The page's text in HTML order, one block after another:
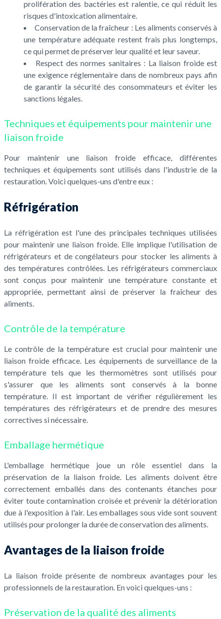
prolifération des bactéries est ralentie, ce qui réduit les
risques d'intoxication alimentaire.
Conservation de la fraîcheur : Les aliments conservés à
une température adéquate restent frais plus longtemps,
ce qui permet de préserver leur qualité et leur saveur.
Respect des normes sanitaires : La liaison froide est
une exigence réglementaire dans de nombreux pays afin
de garantir la sécurité des consommateurs et éviter les
sanctions légales.
Techniques et équipements pour maintenir une
liaison froide
Pour maintenir une liaison froide efficace, différentes
techniques et équipements sont utilisés dans l'industrie de la
restauration. Voici quelques-uns d'entre eux :
Réfrigération
La réfrigération est l'une des principales techniques utilisées
pour maintenir une liaison froide. Elle implique l'utilisation de
réfrigérateurs et de congélateurs pour stocker les aliments à
des températures contrôlées. Les réfrigérateurs commerciaux
sont conçus pour maintenir une température constante et
appropriée, permettant ainsi de préserver la fraîcheur des
aliments.
Contrôle de la température
Le contrôle de la température est crucial pour maintenir une
liaison froide efficace. Les équipements de surveillance de la
température tels que les thermomètres sont utilisés pour
s'assurer que les aliments sont conservés à la bonne
température. Il est important de vérifier régulièrement les
températures des réfrigérateurs et de prendre des mesures
correctives si nécessaire.
Emballage hermétique
L'emballage hermétique joue un rôle essentiel dans la
préservation de la liaison froide. Les aliments doivent être
correctement emballés dans des contenants étanches pour
éviter toute contamination croisée et prévenir la détérioration
due à l'exposition à l'air. Les emballages sous vide sont souvent
utilisés pour prolonger la durée de conservation des aliments.
Avantages de la liaison froide
La liaison froide présente de nombreux avantages pour les
professionnels de la restauration. En voici quelques-uns :
Préservation de la qualité des aliments